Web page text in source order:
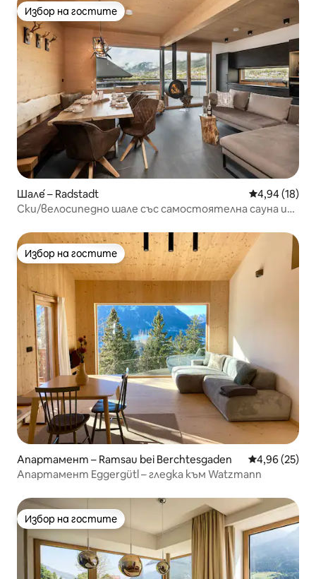
Избор на гостите
Избор на гостите
Шале́ – Radstadt Средна
4,94 (18)
Ски/велосипедно шале със самостоятелна сауна и
Избор на гостите
Избор на гостите
Апартамент – Ramsau bei Berchtesgaden Средна
4,96 (25)
Апартамент Eggergütl – гледка към Watzmann
Избор на гостите
Избор на гостите